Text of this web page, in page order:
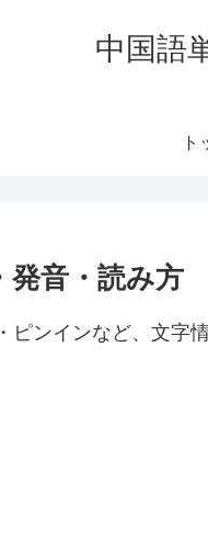
中国語
ト
発音・読み方
ンインなど、文字